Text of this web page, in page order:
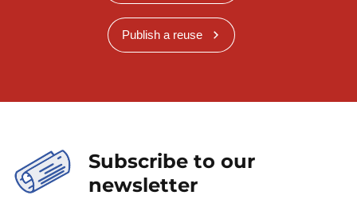
Publish a reuse
Subscribe to our
newsletter